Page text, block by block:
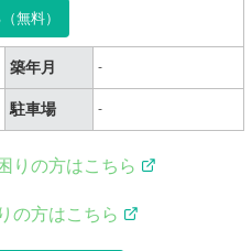
無料）
築年月 -
駐車場 -
りの方はこちら
の方はこちら